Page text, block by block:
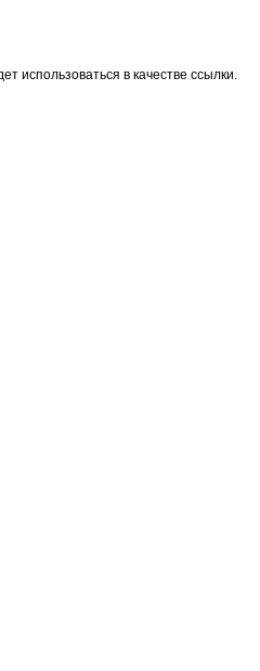
использоваться в качестве ссылки.